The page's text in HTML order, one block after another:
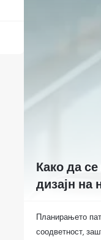
Како да
дизајн на
Планирањето
соодветност,